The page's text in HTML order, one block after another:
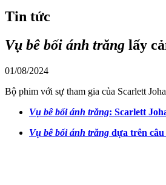
Tin tức
Vụ bê bối ánh trăng lấy
01/08/2024
Bộ phim với sự tham gia của Scarlett
Vụ bê bối ánh trăng: Scarlett
Vụ bê bối ánh trăng dựa trên câu